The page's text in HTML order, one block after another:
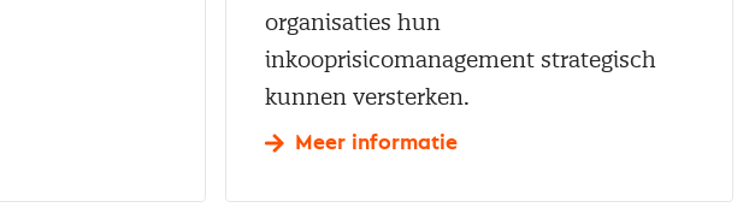
organisaties hun
inkooprisicomanagement strategisch
kunnen versterken.
Meer informatie